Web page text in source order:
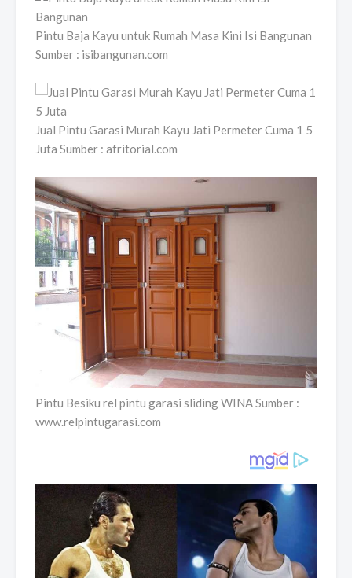
Pintu Baja Kayu untuk Rumah Masa Kini Isi Bangunan
Sumber : isibangunan.com
Jual Pintu Garasi Murah Kayu Jati Permeter Cuma 1 5
Juta Sumber : afritorial.com
Pintu Besiku rel pintu garasi sliding WINA Sumber :
www.relpintugarasi.com